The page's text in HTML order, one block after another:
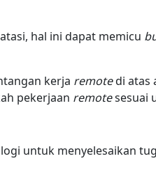
hal ini dapat memicu
kerja remotedi atas
pekerjaan remotesesuai
untuk menyelesaikan